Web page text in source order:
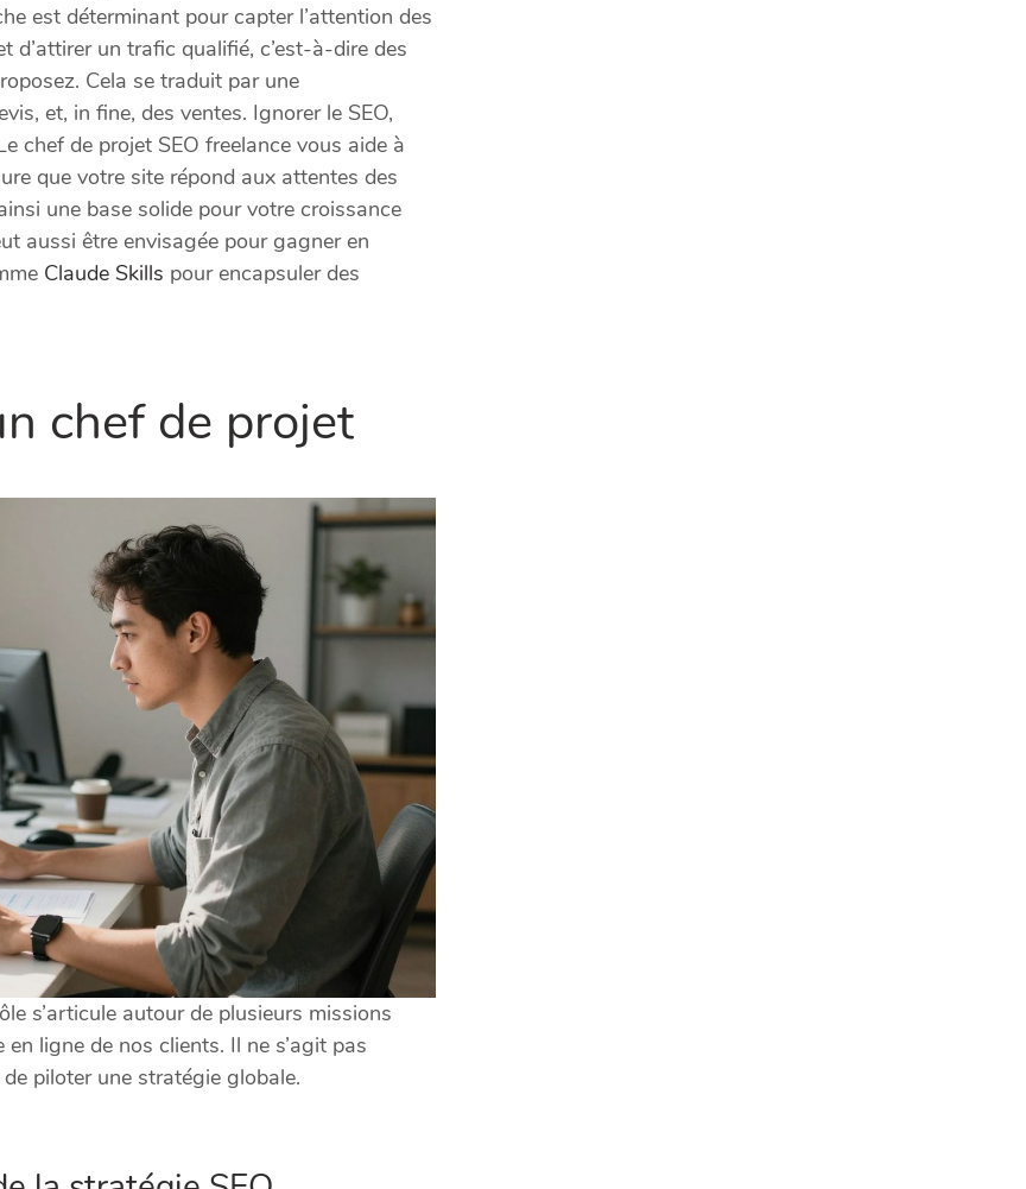
est déterminant pour capter l’attention des
d’attirer un trafic qualifié, c’est-à-dire des
Cela se traduit par une
et, in fine, des ventes. Ignorer le SEO,
chef de projet SEO freelance vous aide à
que votre site répond aux attentes des
une base solide pour votre croissance
aussi être envisagée pour gagner en
Claude Skills pour encapsuler des
chef de projet
s’articule autour de plusieurs missions
ligne de nos clients. Il ne s’agit pas
piloter une stratégie globale.